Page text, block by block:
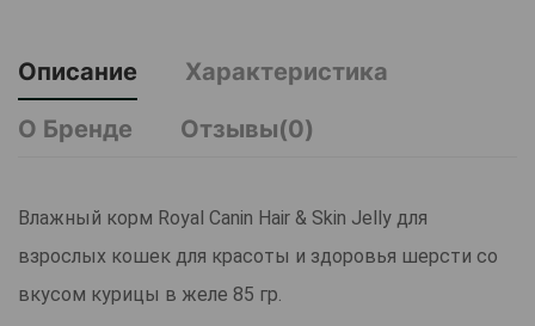
Описание
Характеристика
О Бренде
Отзывы(0)
Влажный корм Royal Canin Hair & Skin Jelly для
взрослых кошек для красоты и здоровья шерсти со
вкусом курицы в желе 85 гр.